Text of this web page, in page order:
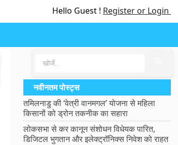
Hello Guest ! Register or Login
नवीनतम पोस्ट्स
तमिलनाडु की ‘वेत्री वानमगल’ योजना से महिला
किसानों को ड्रोन तकनीक का सहारा
लोकसभा से कर कानून संशोधन विधेयक पारित,
डिजिटल भुगतान और इलेक्ट्रॉनिक्स निवेश को राहत